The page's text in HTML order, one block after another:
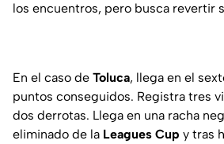
los encuentros, pero busca revertir
En el caso de Toluca, llega en el
puntos conseguidos. Registra tres
dos derrotas. Llega en una racha
eliminado de la Leagues Cup y tras